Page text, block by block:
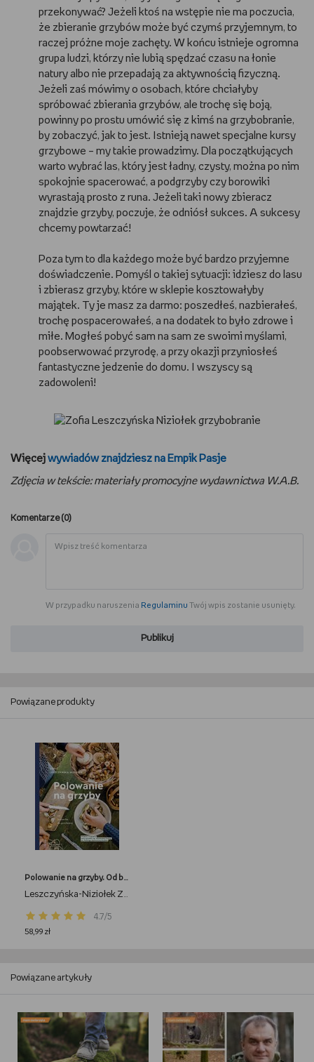
przekonywać? Jeżeli ktoś na wstępie nie ma poczucia,
że zbieranie grzybów może być czymś przyjemnym, to
raczej próżne moje zachęty. W końcu istnieje ogromna
grupa ludzi, którzy nie lubią spędzać czasu na łonie
natury albo nie przepadają za aktywnością fizyczną.
Jeżeli zaś mówimy o osobach, które chciałyby
spróbować zbierania grzybów, ale trochę się boją,
powinny po prostu umówić się z kimś na grzybobranie,
by zobaczyć, jak to jest. Istnieją nawet specjalne kursy
grzybowe – my takie prowadzimy. Dla początkujących
warto wybrać las, który jest ładny, czysty, można po nim
spokojnie spacerować, a podgrzyby czy borowiki
wyrastają prosto z runa. Jeżeli taki nowy zbieracz
znajdzie grzyby, poczuje, że odniósł sukces. A sukcesy
chcemy powtarzać!
Poza tym to dla każdego może być bardzo przyjemne
doświadczenie. Pomyśl o takiej sytuacji: idziesz do lasu
i zbierasz grzyby, które w sklepie kosztowałyby
majątek. Ty je masz za darmo: poszedłeś, nazbierałeś,
trochę pospacerowałeś, a na dodatek to było zdrowe i
miłe. Mogłeś pobyć sam na sam ze swoimi myślami,
poobserwować przyrodę, a przy okazji przyniosłeś
fantastyczne jedzenie do domu. I wszyscy są
zadowoleni!
Więcej wywiadów znajdziesz na Empik Pasje
Zdjęcia w tekście: materiały promocyjne wydawnictwa W.A.B.
Komentarze (0)
W przypadku naruszenia Regulaminu Twój wpis zostanie usunięty.
Publikuj
Powiązane produkty
Polowanie na grzyby. Od borowika do grzybowej
Leszczyńska-Niziołek Zośka
4.7/5
58,99 zł
Powiązane artykuły